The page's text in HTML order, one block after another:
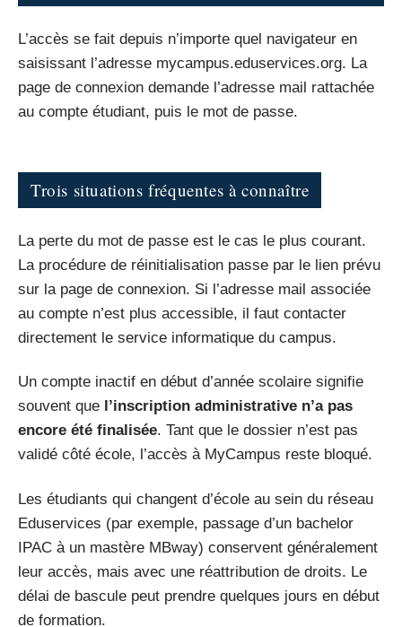
L’accès se fait depuis n’importe quel navigateur en
saisissant l’adresse mycampus.eduservices.org. La
page de connexion demande l’adresse mail rattachée
au compte étudiant, puis le mot de passe.
Trois situations fréquentes à connaître
La perte du mot de passe est le cas le plus courant.
La procédure de réinitialisation passe par le lien prévu
sur la page de connexion. Si l’adresse mail associée
au compte n’est plus accessible, il faut contacter
directement le service informatique du campus.
Un compte inactif en début d’année scolaire signifie
souvent que l’inscription administrative n’a pas
encore été finalisée. Tant que le dossier n’est pas
validé côté école, l’accès à MyCampus reste bloqué.
Les étudiants qui changent d’école au sein du réseau
Eduservices (par exemple, passage d’un bachelor
IPAC à un mastère MBway) conservent généralement
leur accès, mais avec une réattribution de droits. Le
délai de bascule peut prendre quelques jours en début
de formation.